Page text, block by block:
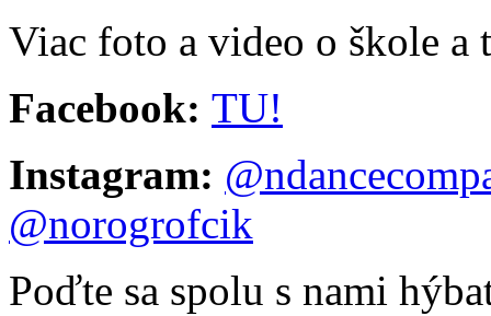
Viac foto a video o škole a
Facebook: TU!
Instagram:
@norogrofcik
Poďte sa spolu s nami